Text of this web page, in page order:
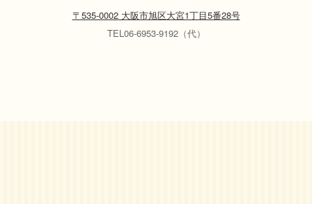
〒535-0002 大阪市旭区大宮1丁目5番28号
TEL06-6953-9192（代）